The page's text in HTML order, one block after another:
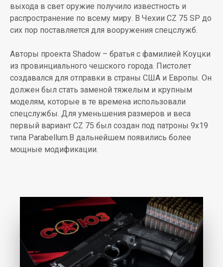
выхода в свет оружие получило известность и
распространение по всему миру. В Чехии CZ 75 SP до
сих пор поставляется для вооружения спецслужб.
Авторы проекта Shadow – братья с фамилией Коуцки
из провинциального чешского города. Пистолет
создавался для отправки в страны США и Европы. Он
должен был стать заменой тяжелым и крупным
моделям, которые в те времена использовали
спецслужбы. Для уменьшения размеров и веса
первый вариант СZ 75 был создан под патроны 9х19
типа Parabellum.В дальнейшем появились более
мощные модификации.